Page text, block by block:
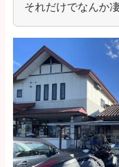
それだけでなんか